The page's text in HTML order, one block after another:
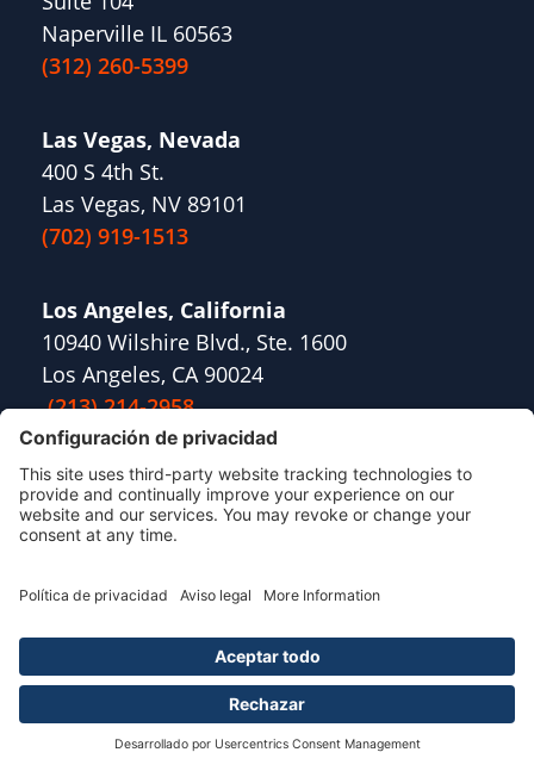
Naperville IL 60563
(312) 260-5399
Las Vegas, Nevada
400 S 4th St.
Las Vegas, NV 89101
(702) 919-1513
Los Angeles, California
10940 Wilshire Blvd., Ste. 1600
Los Angeles, CA 90024
(213) 214-2958
Plantation, Florida
10189 Cleary Boulevard,
Suite 101
(954) 727-3571
Portland, Maine
180 Pool St, Suite 105
Biddeford, ME 04005